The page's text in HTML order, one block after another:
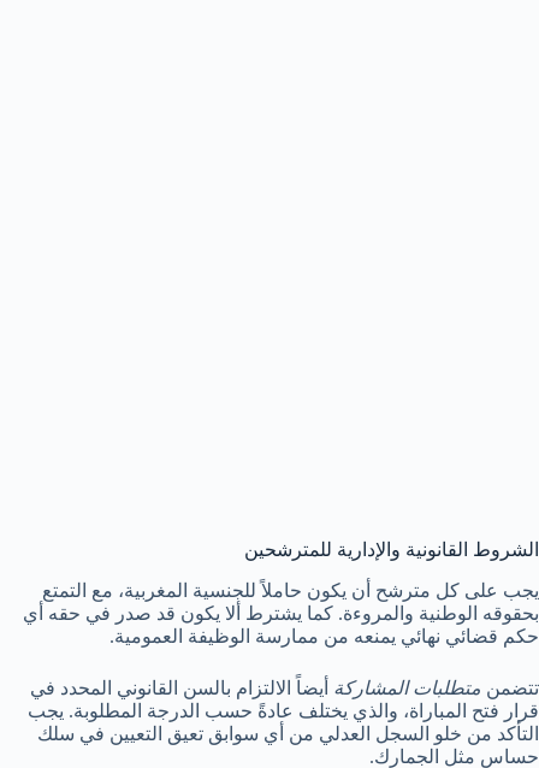
الشروط القانونية والإدارية للمترشحين
يجب على كل مترشح أن يكون حاملاً للجنسية المغربية، مع التمتع
بحقوقه الوطنية والمروءة. كما يشترط ألا يكون قد صدر في حقه أي
حكم قضائي نهائي يمنعه من ممارسة الوظيفة العمومية.
تتضمن متطلبات المشاركة أيضاً الالتزام بالسن القانوني المحدد في
قرار فتح المباراة، والذي يختلف عادةً حسب الدرجة المطلوبة. يجب
التأكد من خلو السجل العدلي من أي سوابق تعيق التعيين في سلك
حساس مثل الجمارك.